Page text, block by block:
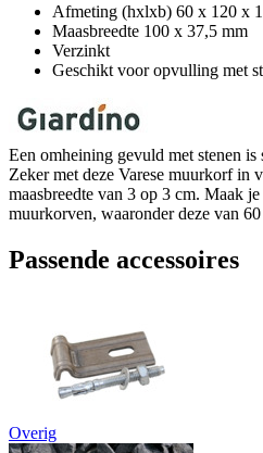
Afmeting (hxlxb) 60 x 120 x
Maasbreedte 100 x 37,5 mm
Verzinkt
Geschikt voor opvulling met
Een omheining gevuld met stenen
Zeker met deze Varese muurkorf in
maasbreedte van 3 op 3 cm. Maak
muurkorven, waaronder deze van
Passende accessoires
Overig